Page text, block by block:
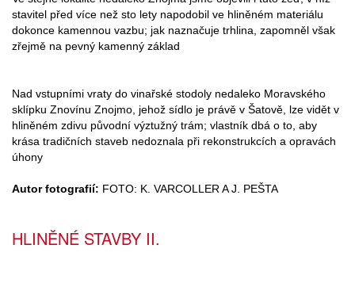
stavitel před více než sto lety napodobil ve hliněném materiálu
dokonce kamennou vazbu; jak naznačuje trhlina, zapomněl však
zřejmě na pevný kamenný základ
Nad vstupními vraty do vinařské stodoly nedaleko Moravského
sklípku Znovínu Znojmo, jehož sídlo je právě v Šatově, lze vidět v
hliněném zdivu původní výztužný trám; vlastník dbá o to, aby
krása tradičních staveb nedoznala při rekonstrukcích a opravách
úhony
Autor fotografií: FOTO: K. VARCOLLER A J. PEŠTA
HLINĚNÉ STAVBY II.